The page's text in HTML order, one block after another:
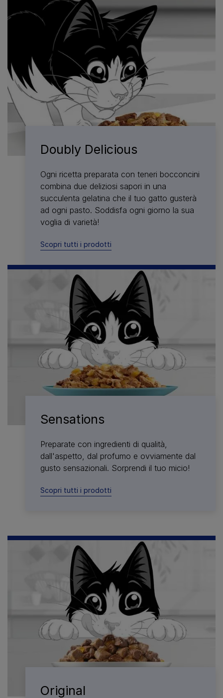
Doubly Delicious
Ogni ricetta preparata con teneri bocconcini
combina due deliziosi sapori in una
succulenta gelatina che il tuo gatto gusterà
ad ogni pasto. Soddisfa ogni giorno la sua
voglia di varietà!
Scopri tutti i prodotti
Sensations
Preparate con ingredienti di qualità,
dall'aspetto, dal profumo e ovviamente dal
gusto sensazionali. Sorprendi il tuo micio!
Scopri tutti i prodotti
Original